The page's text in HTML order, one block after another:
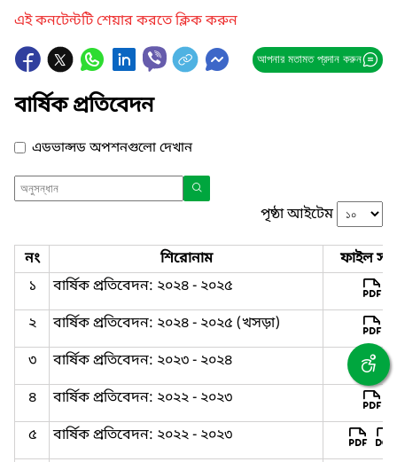
এই কনটেন্টটি শেয়ার করতে ক্লিক করুন
আপনার মতামত প্রদান করুন
বার্ষিক প্রতিবেদন
এডভান্সড অপশনগুলো দেখান
পৃষ্ঠা আইটেম
নং শিরোনাম
ফাইল
১
বার্ষিক প্রতিবেদন: ২০২৪ - ২০২৫
২
বার্ষিক প্রতিবেদন: ২০২৪ - ২০২৫ (খসড়া)
৩
বার্ষিক প্রতিবেদন: ২০২৩ - ২০২৪
৪
বার্ষিক প্রতিবেদন: ২০২২ - ২০২৩
৫
বার্ষিক প্রতিবেদন: ২০২২ - ২০২৩